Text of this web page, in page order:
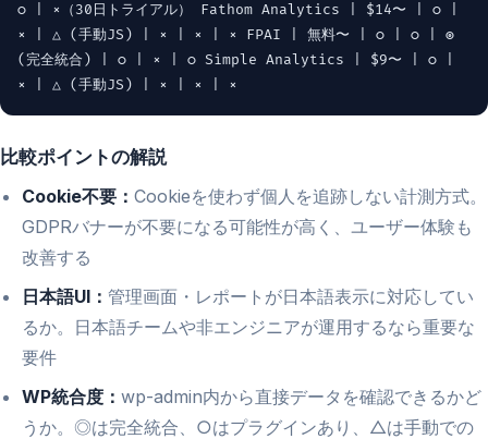
○ | ×（30日トライアル） Fathom Analytics | $14〜 | ○ |
× | △ (手動JS) | × | × | × FPAI | 無料〜 | ○ | ○ | ◎
(完全統合) | ○ | × | ○ Simple Analytics | $9〜 | ○ |
× | △ (手動JS) | × | × | ×
比較ポイントの解説
Cookie不要： Cookieを使わず個人を追跡しない計測方式。
GDPRバナーが不要になる可能性が高く、ユーザー体験も
改善する
日本語UI： 管理画面・レポートが日本語表示に対応してい
るか。日本語チームや非エンジニアが運用するなら重要な
要件
WP統合度： wp-admin内から直接データを確認できるかど
うか。◎は完全統合、○はプラグインあり、△は手動での